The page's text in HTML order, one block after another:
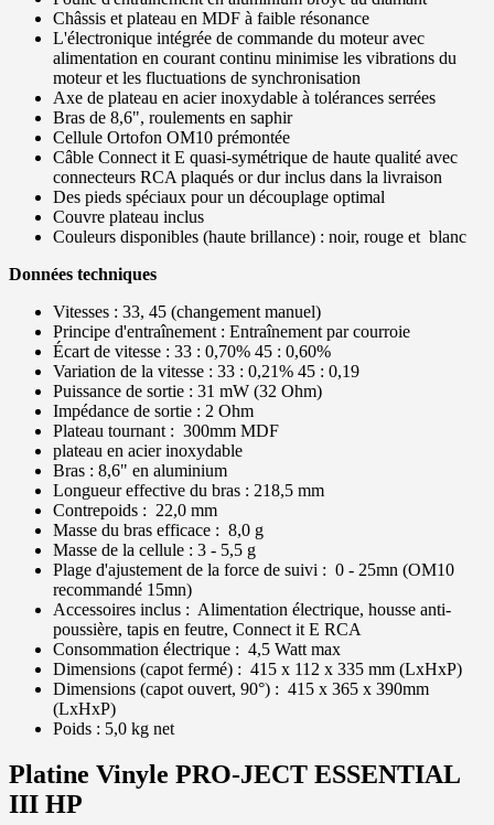
Châssis et plateau en MDF à faible résonance
L'électronique intégrée de commande du moteur avec
alimentation en courant continu minimise les vibrations du
moteur et les fluctuations de synchronisation
Axe de plateau en acier inoxydable à tolérances serrées
Bras de 8,6", roulements en saphir
Cellule Ortofon OM10 prémontée
Câble Connect it E quasi-symétrique de haute qualité avec
connecteurs RCA plaqués or dur inclus dans la livraison
Des pieds spéciaux pour un découplage optimal
Couvre plateau inclus
Couleurs disponibles (haute brillance) : noir, rouge et blanc
Données techniques
Vitesses : 33, 45 (changement manuel)
Principe d'entraînement : Entraînement par courroie
Écart de vitesse : 33 : 0,70% 45 : 0,60%
Variation de la vitesse : 33 : 0,21% 45 : 0,19
Puissance de sortie : 31 mW (32 Ohm)
Impédance de sortie : 2 Ohm
Plateau tournant : 300mm MDF
plateau en acier inoxydable
Bras : 8,6" en aluminium
Longueur effective du bras : 218,5 mm
Contrepoids : 22,0 mm
Masse du bras efficace : 8,0 g
Masse de la cellule : 3 - 5,5 g
Plage d'ajustement de la force de suivi : 0 - 25mn (OM10
recommandé 15mn)
Accessoires inclus : Alimentation électrique, housse anti-
poussière, tapis en feutre, Connect it E RCA
Consommation électrique : 4,5 Watt max
Dimensions (capot fermé) : 415 x 112 x 335 mm (LxHxP)
Dimensions (capot ouvert, 90°) : 415 x 365 x 390mm
(LxHxP)
Poids : 5,0 kg net
Platine Vinyle PRO-JECT ESSENTIAL
III HP